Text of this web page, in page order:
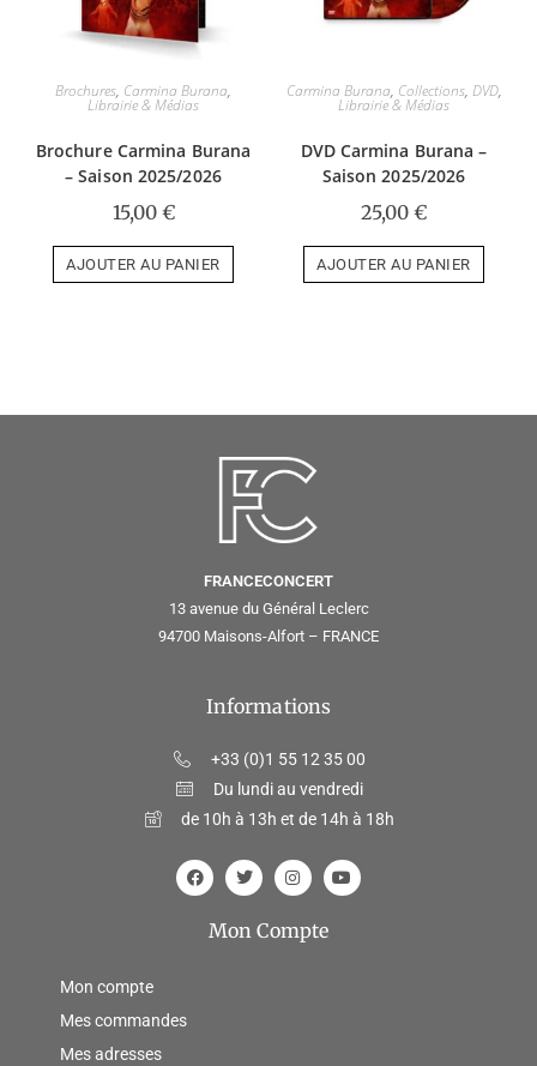
Brochures, Carmina Burana,
Librairie & Médias
Brochure Carmina Burana
– Saison 2025/2026
15,00 €
AJOUTER AU PANIER
Carmina Burana, Collections, DVD,
Librairie & Médias
DVD Carmina Burana –
Saison 2025/2026
25,00 €
AJOUTER AU PANIER
FRANCECONCERT
13 avenue du Général Leclerc
94700 Maisons-Alfort – FRANCE
Informations
+33 (0)1 55 12 35 00
Du lundi au vendredi
de 10h à 13h et de 14h à 18h
Mon Compte
Mon compte
Mes commandes
Mes adresses